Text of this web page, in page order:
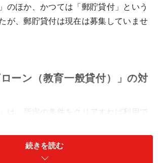
のほか、かつては「郵貯貸付」という
が、郵貯貸付は現在は募集していませ
ローン（教育一般貸付）」の対
は、所定の条件をクリアすれば利用で
学生1人につき）＞
続きを読む